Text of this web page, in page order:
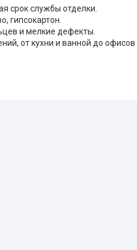
срок службы отделки.
гипсокартон.
и мелкие дефекты.
от кухни и ванной до офисов